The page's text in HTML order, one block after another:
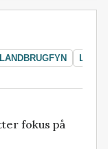
LANDBRUGFYN
fokus på